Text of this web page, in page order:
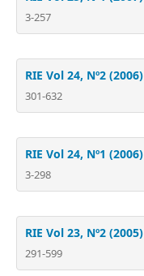
3-257
RIE Vol 24, Nº2 (2006)
301-632
RIE Vol 24, Nº1 (2006)
3-298
RIE Vol 23, Nº2 (2005)
291-599